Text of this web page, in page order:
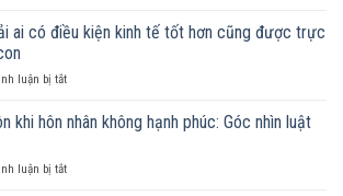
chồng
hợp
được
công
chung
chồng
đăng
hôn
ai có điều kiện kinh tế tốt hơn cũng được trực
luận bị tắtở
phải
điều
khi hôn nhân không hạnh phúc: Góc nhìn luật
luận bị tắtở